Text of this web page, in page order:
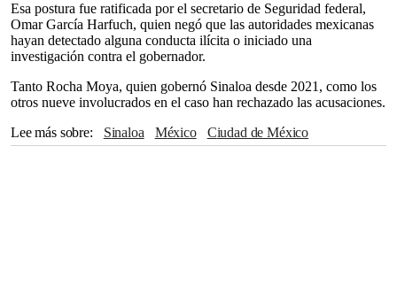
Esa postura fue ratificada por el secretario de Seguridad federal,
Omar García Harfuch, quien negó que las autoridades mexicanas
hayan detectado alguna conducta ilícita o iniciado una
investigación contra el gobernador.
Tanto Rocha Moya, quien gobernó Sinaloa desde 2021, como los
otros nueve involucrados en el caso han rechazado las acusaciones.
Lee más sobre
Sinaloa México
Ciudad de México